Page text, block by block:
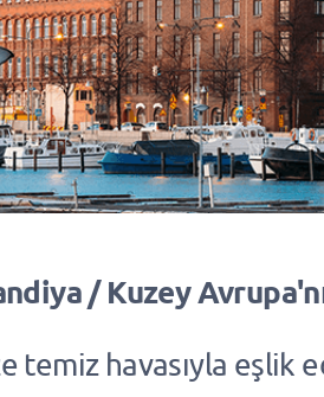
/ Kuzey
temiz havasıyla eşlik